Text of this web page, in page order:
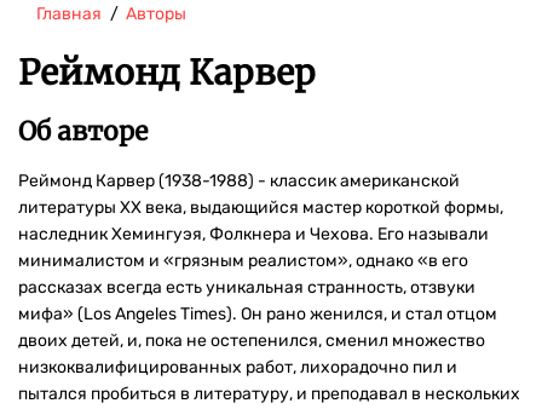
Главная Авторы
Реймонд Карвер
Об авторе
Реймонд Карвер (1938-1988) - классик американской
литературы XX века, выдающийся мастер короткой формы,
наследник Хемингуэя, Фолкнера и Чехова. Его называли
минималистом и «грязным реалистом», однако «в его
рассказах всегда есть уникальная странность, отзвуки
мифа» (Los Angeles Times). Он рано женился, и стал отцом
двоих детей, и, пока не остепенился, сменил множество
низкоквалифицированных работ, лихорадочно пил и
пытался пробиться в литературу, и преподавал в нескольких